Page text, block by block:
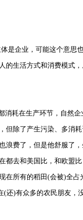
是企业，可能这个意思
的生活方式和消费模式
消耗在生产环节，自然
但除了产生污染、多消
浪费了，但是他舒服了
都去和美国比，和欧盟
在所有的稻田(会被)全
)有众多的农民朋友，